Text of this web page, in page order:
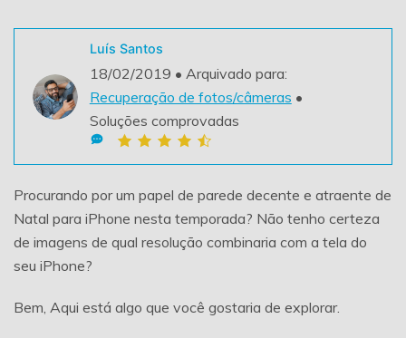
Recoverit Grátis
Recupere dados perdidos/excluídos gratuitamente
Teste Grátis
Outros Produtos
UBackit - Backup de Dados
ENCONTRAR MAIS SOLUÇÕES
search
Teste Online
Luís Santos
18/02/2019 • Arquivado para:
Recuperação de fotos/câmeras •
Soluções comprovadas
Procurando por um papel de parede decente e atraente de
Natal para iPhone nesta temporada? Não tenho certeza
de imagens de qual resolução combinaria com a tela do
seu iPhone?
Bem, Aqui está algo que você gostaria de explorar.